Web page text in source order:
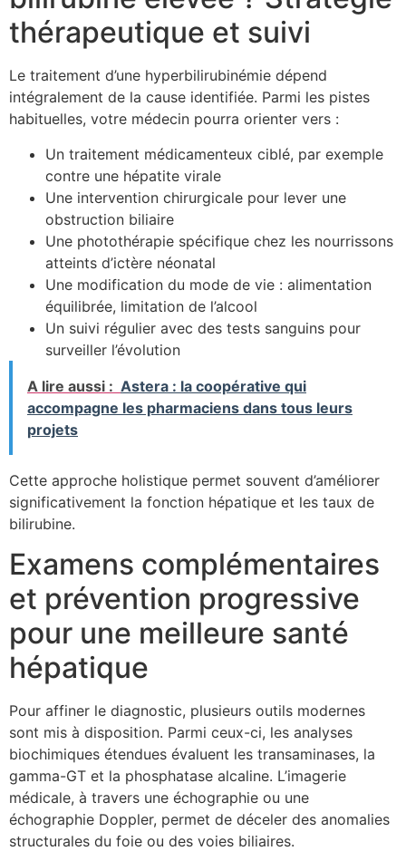
thérapeutique et suivi
Le traitement d’une hyperbilirubinémie dépend
intégralement de la cause identifiée. Parmi les pistes
habituelles, votre médecin pourra orienter vers :
Un traitement médicamenteux ciblé, par exemple
contre une hépatite virale
Une intervention chirurgicale pour lever une
obstruction biliaire
Une photothérapie spécifique chez les nourrissons
atteints d’ictère néonatal
Une modification du mode de vie : alimentation
équilibrée, limitation de l’alcool
Un suivi régulier avec des tests sanguins pour
surveiller l’évolution
A lire aussi : Astera : la coopérative qui
accompagne les pharmaciens dans tous leurs
projets
Cette approche holistique permet souvent d’améliorer
significativement la fonction hépatique et les taux de
bilirubine.
Examens complémentaires
et prévention progressive
pour une meilleure santé
hépatique
Pour affiner le diagnostic, plusieurs outils modernes
sont mis à disposition. Parmi ceux-ci, les analyses
biochimiques étendues évaluent les transaminases, la
gamma-GT et la phosphatase alcaline. L’imagerie
médicale, à travers une échographie ou une
échographie Doppler, permet de déceler des anomalies
structurales du foie ou des voies biliaires.